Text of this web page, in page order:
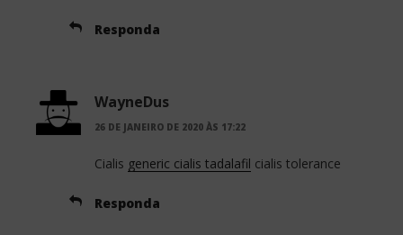
Responda
WayneDus
26 DE JANEIRO DE 2020 ÀS 17:22
Cialis generic cialis tadalafil cialis tolerance
Responda